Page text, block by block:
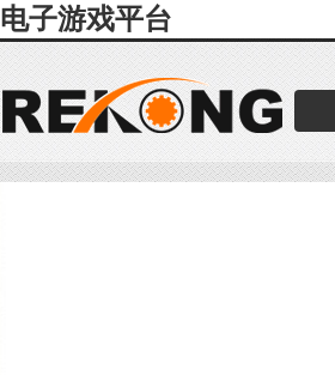
电子游戏平台